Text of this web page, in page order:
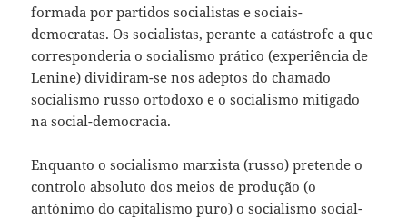
formada por partidos socialistas e sociais-
democratas. Os socialistas, perante a catástrofe a que
corresponderia o socialismo prático (experiência de
Lenine) dividiram-se nos adeptos do chamado
socialismo russo ortodoxo e o socialismo mitigado
na social-democracia.
Enquanto o socialismo marxista (russo) pretende o
controlo absoluto dos meios de produção (o
antónimo do capitalismo puro) o socialismo social-